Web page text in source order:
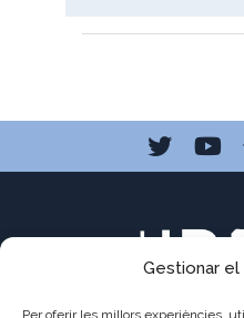
Gestionar
Per oferir les millors experiències,